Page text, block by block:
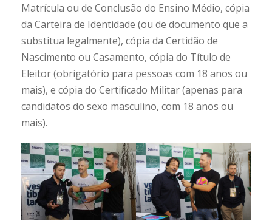
Matrícula ou de Conclusão do Ensino Médio, cópia
da Carteira de Identidade (ou de documento que a
substitua legalmente), cópia da Certidão de
Nascimento ou Casamento, cópia do Título de
Eleitor (obrigatório para pessoas com 18 anos ou
mais), e cópia do Certificado Militar (apenas para
candidatos do sexo masculino, com 18 anos ou
mais).